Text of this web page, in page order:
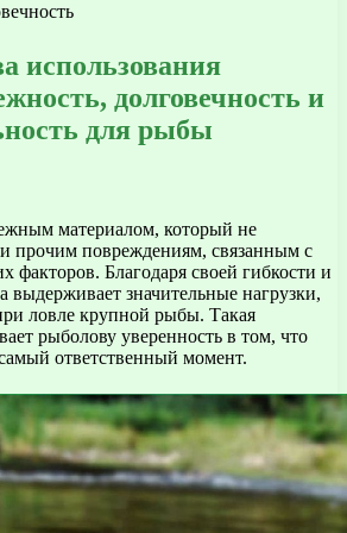
использования
долговечность и
для рыбы
материалом, который не
прочим повреждениям, связанным с
факторов. Благодаря своей гибкости и
выдерживает значительные нагрузки,
ловле крупной рыбы. Такая
рыболову уверенность в том, что
ответственный момент.